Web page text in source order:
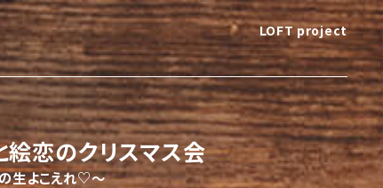
LOFT project
絵恋のクリスマス会
生よこえれ♡〜